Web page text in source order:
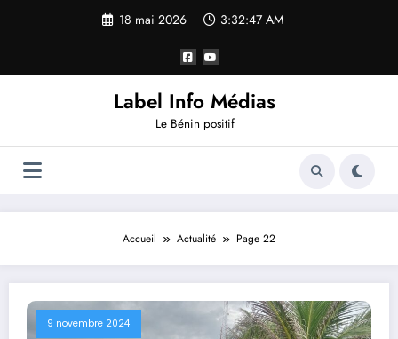
18 mai 2026 3:32:47 AM
Label Info Médias
Le Bénin positif
Accueil Actualité Page 22
9 novembre 2024